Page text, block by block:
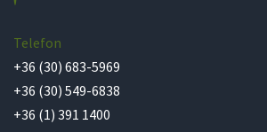
Telefon
+36 (30) 683-5969
+36 (30) 549-6838
+36 (1) 391 1400